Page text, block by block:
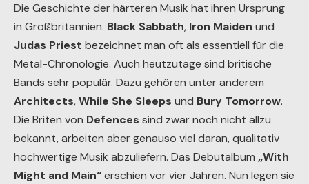
Die Geschichte der härteren Musik hat ihren Ursprung
in Großbritannien. Black Sabbath, Iron Maiden und
Judas Priest bezeichnet man oft als essentiell für die
Metal-Chronologie. Auch heutzutage sind britische
Bands sehr populär. Dazu gehören unter anderem
Architects,While She Sleeps und Bury Tomorrow.
Die Briten von Defences sind zwar noch nicht allzu
bekannt, arbeiten aber genauso viel daran, qualitativ
hochwertige Musik abzuliefern. Das Debütalbum „With
Might and Main“erschien vor vier Jahren. Nun legen sie